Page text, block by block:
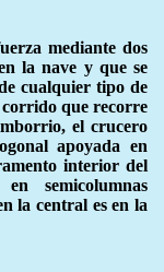
mediante dos
la nave y que se
cualquier tipo de
corrido que recorre
el crucero
apoyada en
interior del
semicolumnas
la central es en la